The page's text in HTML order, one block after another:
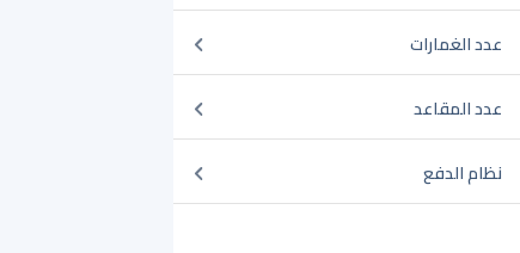
عدد الغمارات
عدد المقاعد
نظام الدفع